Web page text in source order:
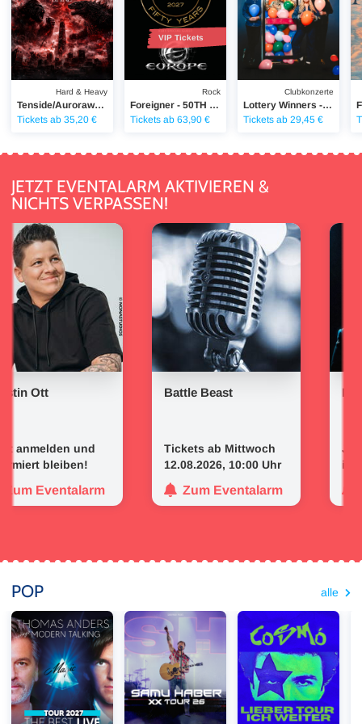
Hard & Heavy
Tenside/Aurorawave - Devour the Dark across Europe
Tickets ab 35,20 €
Rock
Foreigner - 50TH ANNIVERSARY TOUR
Tickets ab 63,90 €
VIP Tickets
Clubkonzerte
Lottery Winners - Live 2026
Tickets ab 29,45 €
JETZT EVENTALARM AKTIVIEREN &
NICHTS VERPASSEN!
und
bleiben!
Battle Beast
Tickets ab Mittwoch
12.08.2026, 10:00 Uhr
Zum Eventalarm
Battle Beast
Don
Jetzt
Zum
Don Omar
POP alle
Thomas Anders - The Best LiveSamu Haber - XX Tour 2026Cosmó - Lieber tour ich